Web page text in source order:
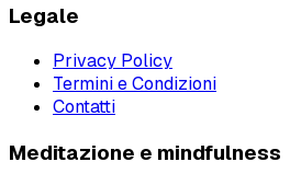
Legale
Privacy Policy
Termini e Condizioni
Contatti
Meditazione e mindfulness